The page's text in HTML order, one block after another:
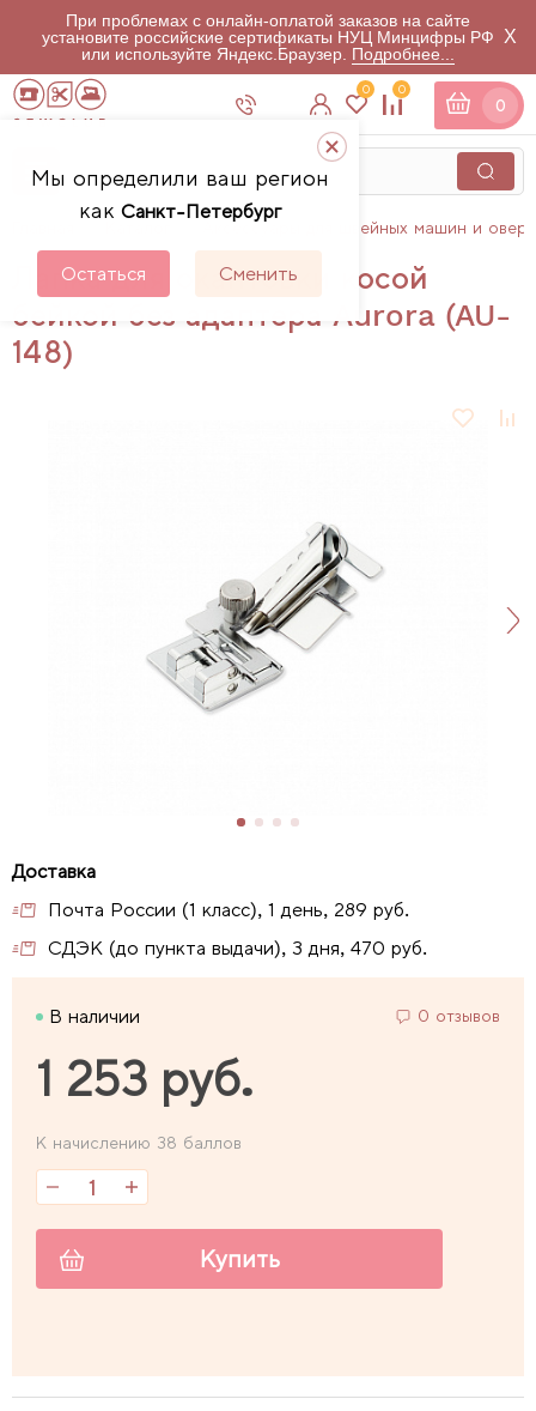
При проблемах с онлайн-оплатой заказов на сайте
установите российские сертификаты НУЦ Минцифры РФ
или используйте Яндекс.Браузер. Подробнее...
X
Мы определили ваш регион
как Санкт-Петербург
Остаться Сменить
0 0
0
Аксессуары для швейных машин и
Лапка для окантовки косой
бейкой без адаптера Aurora (AU-
148)
Почта России (1 класс), 1 день, 289 руб.
СДЭК (до пункта выдачи), 3 дня, 470 руб.
В наличии 0 отзывов
1 253 руб.
К начислению 38 баллов
Купить